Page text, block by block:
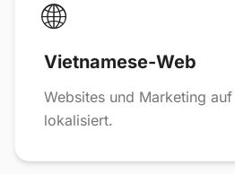
🌐
Vietnamese-Web
Websites und Marketing
lokalisiert.